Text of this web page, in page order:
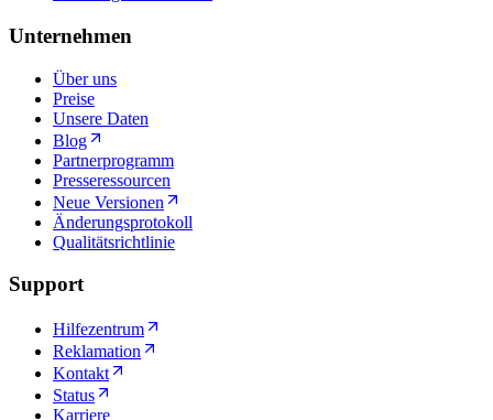
Unternehmen
Über uns
Preise
Unsere Daten
Blog
Partnerprogramm
Presseressourcen
Neue Versionen
Änderungsprotokoll
Qualitätsrichtlinie
Support
Hilfezentrum
Reklamation
Kontakt
Status
Karriere